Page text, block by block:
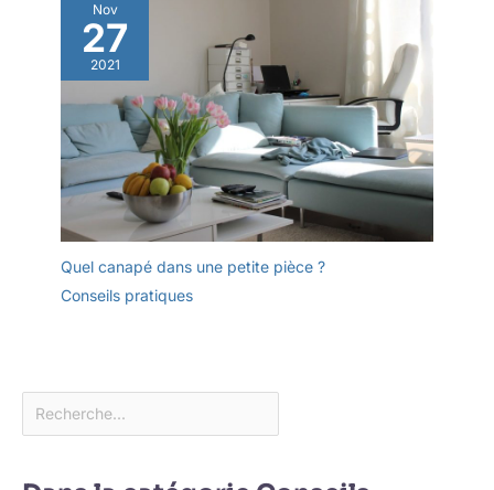
Nov
27
2021
Quel canapé dans une petite pièce ?
Conseils pratiques